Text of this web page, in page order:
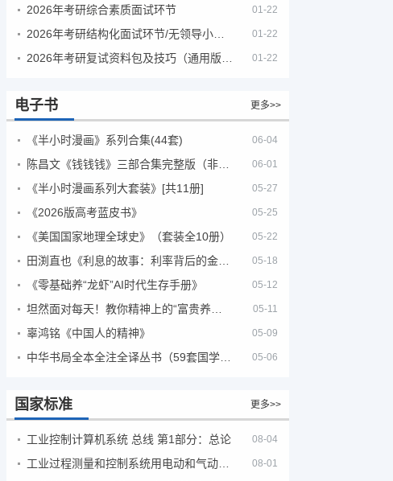
2026年考研综合素质面试环节 01-22
2026年考研结构化面试环节/无领导小组面试环节/面试技巧及简历书写 01-22
01-22
电子书 更多>>
《半小时漫画》系列合集(44套) 06-04
陈昌文《钱钱钱》三部合集完整版（非出版书籍） 06-01
《半小时漫画系列大套装》[共11册] 05-27
《2026版高考蓝皮书》 05-25
《美国国家地理全球史》（套装全10册） 05-22
田渕直也《利息的故事：利率背后的金融世界》 05-18
《零基础养“龙虾”AI时代生存手册》 05-12
05-11
辜鸿铭《中国人的精神》 05-09
中华书局全本全注全译丛书（59套国学经典） 05-06
国家标准 更多>>
工业控制计算机系统 总线 第1部分：总论 08-04
工业过程测量和控制系统用电动和气动模拟计算器性能评定方法 08-01